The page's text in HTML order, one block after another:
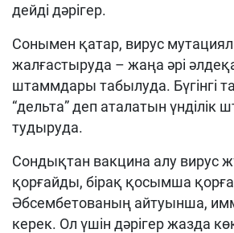
дейді дәрігер.
Сонымен қатар, вирус
жалғастыруда – жаңа әрі
штаммдары табылуда. Бүгінгі
“дельта” деп аталатын
тудыруда.
Сондықтан вакцина алу вирус
қорғайды, бірақ қосымша
Әбсембетованың айтуынша,
керек. Ол үшін дәрігер жазда